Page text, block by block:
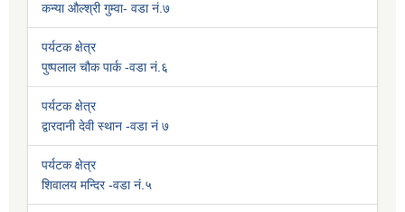
कन्या औल्श्री गुम्वा- वडा नं.७
पर्यटक क्षेत्र
पुष्पलाल चौक पार्क -वडा नं.६
पर्यटक क्षेत्र
द्वारदानी देवी स्थान -वडा नं ७
पर्यटक क्षेत्र
शिवालय मन्दिर -वडा नं.५